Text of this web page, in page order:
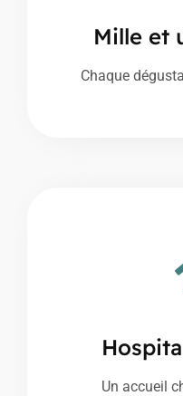
Mille et
Chaque
Un accueil